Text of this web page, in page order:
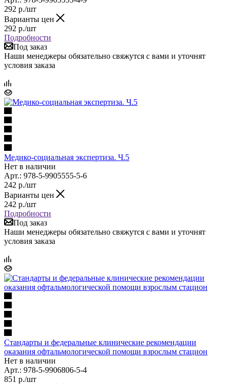
292 р./шт
Варианты цен
292 р./шт
Подробности
Под заказ
Наши менеджеры обязательно свяжутся с вами и уточнят
условия заказа
Медико-социальная экспертиза. Ч.5
Нет в наличии
Арт.: 978-5-9905555-5-6
242 р./шт
Варианты цен
242 р./шт
Подробности
Под заказ
Наши менеджеры обязательно свяжутся с вами и уточнят
условия заказа
Стандарты и федеральные клинические рекомендации
оказания офтальмологической помощи взрослым стацион
Нет в наличии
Арт.: 978-5-9906806-5-4
851 р./шт